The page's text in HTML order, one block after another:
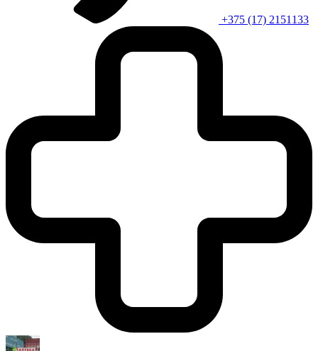
+375 (17) 2151133